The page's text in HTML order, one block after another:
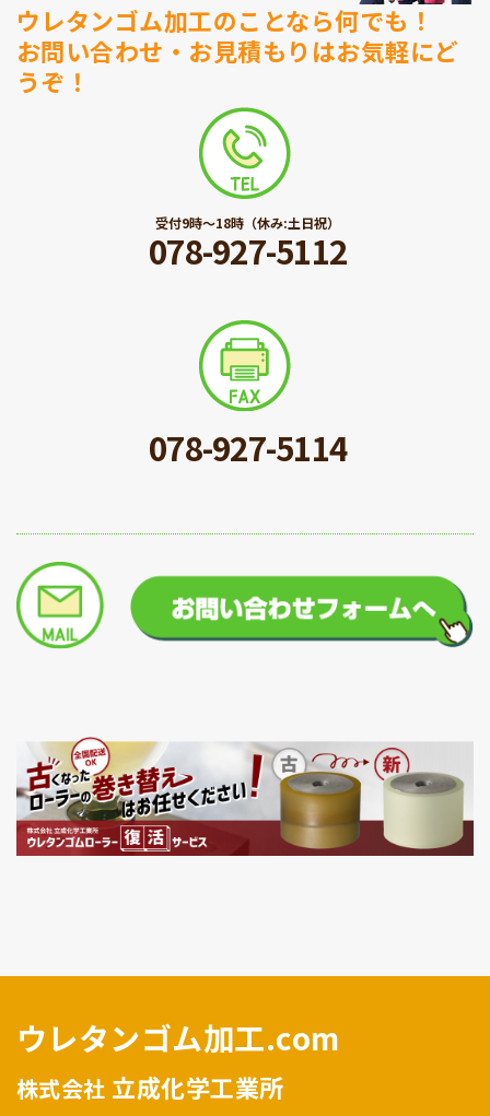
ウレタンゴム加工のことなら何でも！
お問い合わせ・お見積もりはお気軽にど
うぞ！
受付9時〜18時（休み:土日祝）
078-927-5112
078-927-5114
ウレタンゴム加工.com
株式会社 立成化学工業所